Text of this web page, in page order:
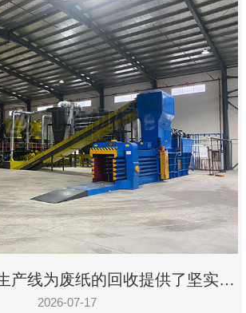
产线为废纸的回收提供了坚实的
保障
2026-07-17